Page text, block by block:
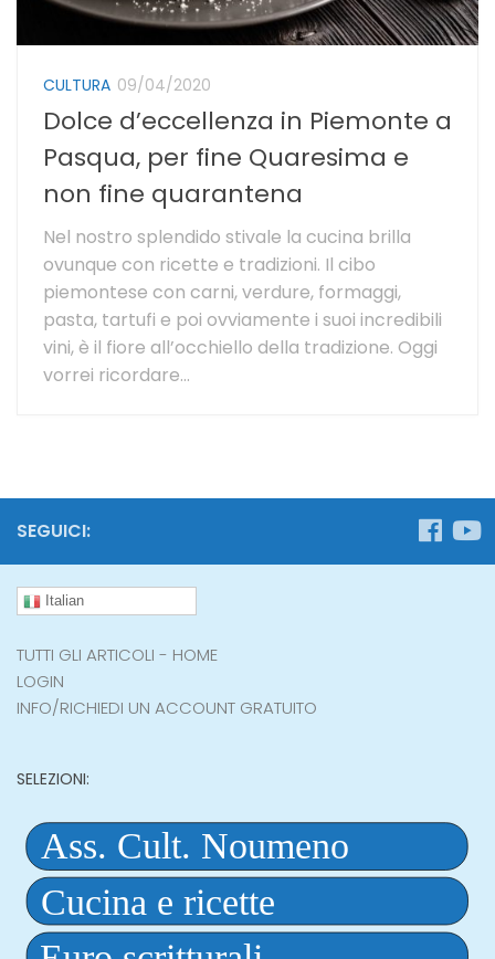
CULTURA 09/04/2020
Dolce d’eccellenza in Piemonte a
Pasqua, per fine Quaresima e
non fine quarantena
Nel nostro splendido stivale la cucina brilla
ovunque con ricette e tradizioni. Il cibo
piemontese con carni, verdure, formaggi,
pasta, tartufi e poi ovviamente i suoi incredibili
vini, è il fiore all’occhiello della tradizione. Oggi
vorrei ricordare...
SEGUICI:
Italian
TUTTI GLI ARTICOLI - HOME
LOGIN
INFO/RICHIEDI UN ACCOUNT GRATUITO
SELEZIONI: